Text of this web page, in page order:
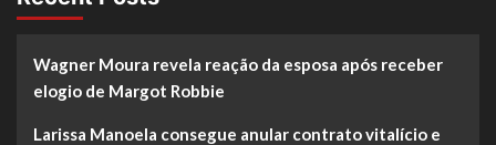
On
Araçatuba
Wagner Moura revela reação da esposa após receber
elogio de Margot Robbie
Larissa Manoela consegue anular contrato vitalício e